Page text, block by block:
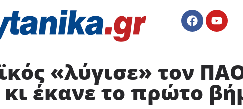
«λύγισε» τον
έκανε το πρώτο